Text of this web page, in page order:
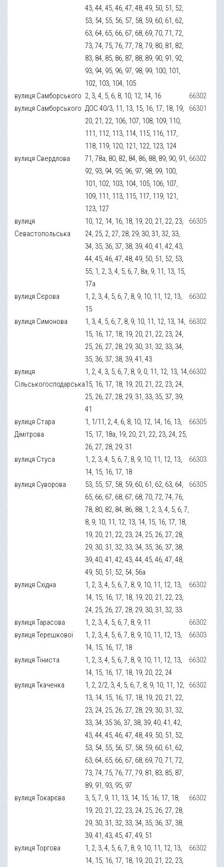
43, 44, 45, 46, 47, 48, 49, 50, 51, 52,
53, 54, 55, 56, 57, 58, 59, 60, 61, 62,
63, 64, 65, 66, 67, 68, 69, 70, 71, 72,
73, 74, 75, 76, 77, 78, 79, 80, 81, 82,
83, 84, 85, 86, 87, 88, 89, 90, 91, 92,
93, 94, 95, 96, 97, 98, 99, 100, 101,
102, 103, 104, 105
вулиця Самборського 2, 3, 4, 5, 6, 8, 10, 12, 14, 16
66302
вулиця Самборського ДОС 40/3, 11, 13, 15, 16, 17, 18, 19,
20, 21, 22, 106, 107, 108, 109, 110,
111, 112, 113, 114, 115, 116, 117,
118, 119, 120, 121, 122, 123, 124
66301
вулиця Свердлова
71, 78а, 80, 82, 84, 86, 88, 89, 90, 91,
92, 93, 94, 95, 96, 97, 98, 99, 100,
101, 102, 103, 104, 105, 106, 107,
109, 111, 113, 115, 117, 119, 121,
123, 127
66302
вулиця
Севастопольська
10, 12, 14, 16, 18, 19, 20, 21, 22, 23,
24, 25, 2, 27, 28, 29, 30, 31, 32, 33,
34, 35, 36, 37, 38, 39, 40, 41, 42, 43,
44, 45, 46, 47, 48, 49, 50, 51, 52, 53,
55, 1, 2, 3, 4, 5, 6, 7, 8а, 9, 11, 13, 15,
17а
66305
вулиця Сєрова
1, 2, 3, 4, 5, 6, 7, 8, 9, 10, 11, 12, 13,
15
66302
вулиця Симонова
1, 3, 4, 5, 6, 7, 8, 9, 10, 11, 12, 13, 14,
15, 16, 17, 18, 19, 20, 21, 22, 23, 24,
25, 26, 27, 28, 29, 30, 31, 32, 33, 34,
35, 36, 37, 38, 39, 41, 43
66302
вулиця
Сільськогосподарська
1, 2, 4, 3, 5, 6, 7, 8, 9, 0, 11, 12, 13, 14,
15, 16, 17, 18, 19, 20, 21, 22, 23, 24,
25, 26, 27, 28, 29, 31, 33, 35, 37, 39,
41
66302
вулиця Стара
Дімітрова
1, 1/11, 2, 4, 6, 8, 10, 12, 14, 16, 13,
15, 17, 18а, 19, 20, 21, 22, 23, 24, 25,
26, 27, 28, 29, 31
66305
вулиця Стуса
1, 2, 3, 4, 5, 6, 7, 8, 9, 10, 11, 12, 13,
14, 15, 16, 17, 18
66303
вулиця Суворова
53, 55, 57, 58, 59, 60, 61, 62, 63, 64,
65, 66, 67, 68, 67, 68, 70, 72, 74, 76,
78, 80, 82, 84, 86, 88, 1, 2, 3, 4, 5, 6, 7,
8, 9, 10, 11, 12, 13, 14, 15, 16, 17, 18,
19, 20, 21, 22, 23, 24, 25, 26, 27, 28,
29, 30, 31, 32, 33, 34, 35, 36, 37, 38,
39, 40, 41, 42, 43, 44, 45, 46, 47, 48,
49, 50, 51, 52, 54, 56а
66305
вулиця Східна
1, 2, 3, 4, 5, 6, 7, 8, 9, 10, 11, 12, 13,
14, 15, 16, 17, 18, 19, 20, 21, 22, 23,
24, 25, 26, 27, 28, 29, 30, 31, 32, 33
66302
вулиця Тарасова 1, 2, 3, 4, 5, 6, 7, 8, 9, 11
66302
вулиця Терешкової
1, 2, 3, 4, 5, 6, 7, 8, 9, 10, 11, 12, 13,
14, 15, 16, 17, 18
66303
вулиця Тіниста
1, 2, 3, 4, 5, 6, 7, 8, 9, 10, 11, 12, 13,
14, 15, 16, 17, 18, 19, 20, 22, 24
66302
вулиця Ткаченка
1, 2, 2/2, 3, 4, 5, 6, 7, 8, 9, 10, 11, 12,
13, 14, 15, 16, 17, 18, 19, 20, 21, 22,
23, 24, 25, 26, 27, 28, 29, 30, 31, 32,
33, 34, 35 36, 37, 38, 39, 40, 41, 42,
43, 44, 45, 46, 47, 48, 49, 50, 51, 52,
53, 54, 55, 56, 57, 58, 59, 60, 61, 62,
63, 64, 65, 66, 67, 68, 69, 70, 71, 72,
73, 74, 75, 76, 77, 79, 81, 83, 85, 87,
89, 91, 93, 95, 97
66302
вулиця Токарєва
3, 5, 7, 9, 11, 13, 14, 15, 16, 17, 18,
19, 20, 21, 22, 23, 24, 25, 26, 27, 28,
29, 30, 31, 32, 33, 34, 35, 36, 37, 38,
39, 41, 43, 45, 47, 49, 51
66302
вулиця Торгова
1, 2, 3, 4, 5, 6, 7, 8, 9, 10, 11, 12, 13,
14, 15, 16, 17, 18, 19, 20, 21, 22, 23,
66302